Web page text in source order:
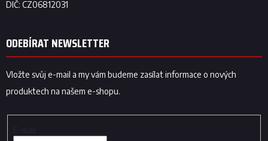
ODEBÍRAT NEWSLETTER
Vložte svůj e-mail a my vám budeme zasílat informace o nových
produktech na našem e-shopu.